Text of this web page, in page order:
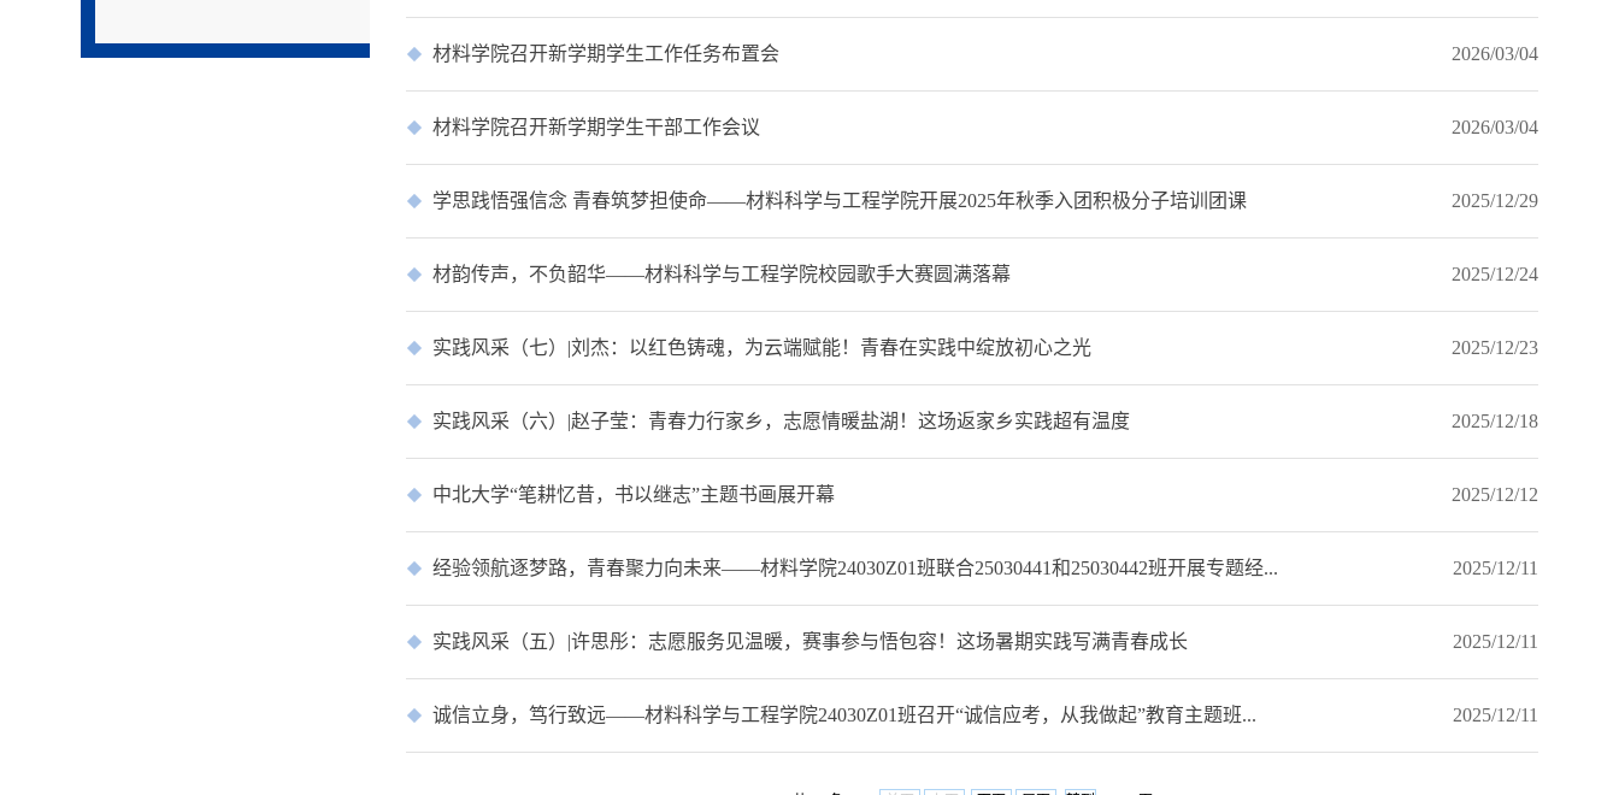
材料学院召开新学期学生工作任务布置会 2026/03/04
材料学院召开新学期学生干部工作会议 2026/03/04
学思践悟强信念 青春筑梦担使命——材料科学与工程学院开展2025年秋季入团积极分子培训团课 2025/12/29
材韵传声，不负韶华——材料科学与工程学院校园歌手大赛圆满落幕 2025/12/24
实践风采（七）|刘杰：以红色铸魂，为云端赋能！青春在实践中绽放初心之光 2025/12/23
实践风采（六）|赵子莹：青春力行家乡，志愿情暖盐湖！这场返家乡实践超有温度 2025/12/18
中北大学“笔耕忆昔，书以继志”主题书画展开幕 2025/12/12
经验领航逐梦路，青春聚力向未来——材料学院24030Z01班联合25030441和25030442班开展专题经... 2025/12/11
实践风采（五）|许思彤：志愿服务见温暖，赛事参与悟包容！这场暑期实践写满青春成长 2025/12/11
诚信立身，笃行致远——材料科学与工程学院24030Z01班召开“诚信应考，从我做起”教育主题班... 2025/12/11